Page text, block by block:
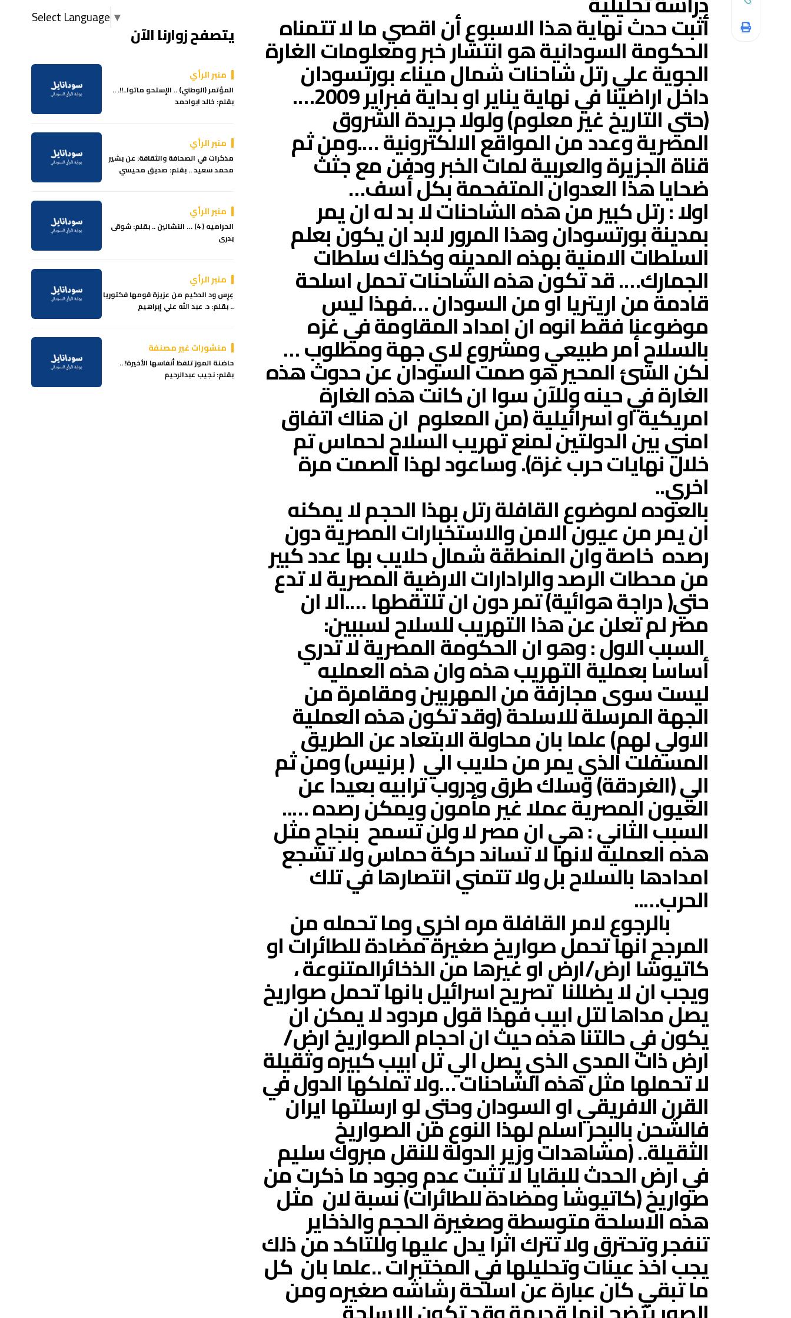
أثبت حدث نهاية هذا الاسبوع أن اقصي ما لا تتمناه
الحكومة السودانية هو انتشار خبر ومعلومات الغارة
الجوية علي رتل شاحنات شمال ميناء بورتسودان
داخل اراضينا في نهاية يناير او بداية فبراير 2009….
(حتي التاريخ غير معلوم) ولولا جريدة الشروق
المصرية وعدد من المواقع الالكترونية ….ومن ثم
قناة الجزيرة والعربية لمات الخبر ودفن مع جثث
ضحايا هذا العدوان المتفحمة بكل أسف…
اولا : رتل كبير من هذه الشاحنات لا بد له ان يمر
بمدينة بورتسودان وهذا المرور لابد ان يكون بعلم
السلطات الامنية بهذه المدينه وكذلك سلطات
الجمارك…. قد تكون هذه الشاحنات تحمل اسلحة
قادمة من اريتريا او من السودان …فهذا ليس
موضوعنا فقط انوه ان امداد المقاومة في غزه
بالسلاح أمر طبيعي ومشروع لاي جهة ومطلوب …
لكن الشئ المحير هو صمت السودان عن حدوث هذه
الغارة في حينه وللآن سوا ان كانت هذه الغارة
امريكية او اسرائيلية (من المعلوم ان هناك اتفاق
امني بين الدولتين لمنع تهريب السلاح لحماس تم
خلال نهايات حرب غزة). وساعود لهذا الصمت مرة
اخري..
بالعوده لموضوع القافلة رتل بهذا الحجم لا يمكنه
ان يمر من عيون الامن والاستخبارات المصرية دون
رصده خاصة وان المنطقة شمال حلايب بها عدد كبير
من محطات الرصد والرادارات الارضية المصرية لا تدع
حتي( دراجة هوائية) تمر دون ان تلتقطها ….الا ان
مصر لم تعلن عن هذا التهريب للسلاح لسببين:
السبب الاول : وهو ان الحكومة المصرية لا تدري
أساسا بعملية التهريب هذه وان هذه العمليه
ليست سوى مجازفة من المهربين ومقامرة من
الجهة المرسلة للاسلحة (وقد تكون هذه العملية
الاولي لهم) علما بان محاولة الابتعاد عن الطريق
المسفلت الذي يمر من حلايب الي ( برنيس) ومن ثم
الي (الغردقة) وسلك طرق ودروب ترابيه بعيدا عن
العيون المصرية عملا غير مأمون ويمكن رصده …..
السبب الثاني : هي ان مصر لا ولن تسمح بنجاح مثل
هذه العمليه لانها لا تساند حركة حماس ولا تشجع
امدادها بالسلاح بل ولا تتمني انتصارها في تلك
الحرب…..
بالرجوع لامر القافلة مره اخري وما تحمله من
المرجح انها تحمل صواريخ صغيرة مضادة للطائرات او
كاتيوشا ارض/ارض او غيرها من الذخائرالمتنوعة ،
ويجب ان لا يضللنا تصريح اسرائيل بانها تحمل صواريخ
يصل مداها لتل ابيب فهذا قول مردود لا يمكن ان
يكون في حالتنا هذه حيث ان احجام الصواريخ ارض/
ارض ذات المدي الذي يصل الي تل ابيب كبيره وثقيلة
لا تحملها مثل هذه الشاحنات …ولا تملكها الدول في
القرن الافريقي او السودان وحتي لو ارسلتها ايران
فالشحن بالبحر اسلم لهذا النوع من الصواريخ
الثقيلة.. (مشاهدات وزير الدولة للنقل مبروك سليم
في ارض الحدث للبقايا لا تثبت عدم وجود ما ذكرت من
صواريخ (كاتيوشا ومضادة للطائرات) نسبة لان مثل
هذه الاسلحة متوسطة وصغيرة الحجم والذخاير
تنفجر وتحترق ولا تترك اثرا يدل عليها وللتاكد من ذلك
يجب اخذ عينات وتحليلها في المختبرات ..علما بان كل
ما تبقي كان عبارة عن اسلحة رشاشه صغيره ومن
Select Language ▼
يتصفح زوارنا الآن
منبر الرأي
المؤتمر (الوطني) .. الإستحو ماتوا..!!. ..
بقلم: خالد ابواحمد
منبر الرأي
مذكرات في الصحافة والثقافة: عن بشير
محمد سعيد .. بقلم: صديق محيسي
منبر الرأي
الحراميه ( 4) … النشالين .. بقلم: شوقى
بدرى
منبر الرأي
عِرِس ود الدكيم من عزيزة قومها فكتوريا
.. بقلم: د. عبد الله علي إبراهيم
منشورات غير مصنفة
حاضنة الموز تلفظ أنفاسها الأخيرة! ..
بقلم: نجيب عبدالرحيم